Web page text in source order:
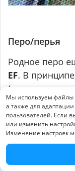
Перо/перья
Родное перо
EF. В
(никаких
нашёл).
Благодаря
заправленной
чернилами.
Мы используем файлы
а также для
пользователей. Если
или изменить
Изменение настроек